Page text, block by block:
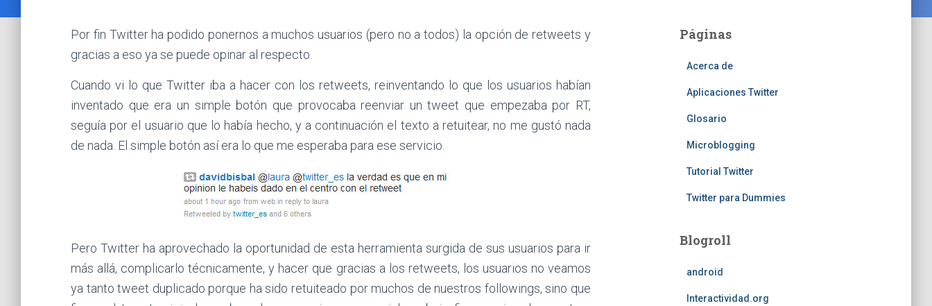
Por fin Twitter ha podido ponernos a muchos usuarios (pero no a todos) la opción de retweets y
gracias a eso ya se puede opinar al respecto.
Cuando vi lo que Twitter iba a hacer con los retweets, reinventando lo que los usuarios habían
inventado que era un simple botón que provocaba reenviar un tweet que empezaba por RT,
seguía por el usuario que lo había hecho, y a continuación el texto a retuitear, no me gustó nada
de nada. El simple botón así era lo que me esperaba para ese servicio.
Pero Twitter ha aprovechado la oportunidad de esta herramienta surgida de sus usuarios para ir
más allá, complicarlo técnicamente, y hacer que gracias a los retweets, los usuarios no veamos
ya tanto tweet duplicado porque ha sido retuiteado por muchos de nuestros followings, sino que
Páginas
Acerca de
Aplicaciones Twitter
Glosario
Microblogging
Tutorial Twitter
Twitter para Dummies
Blogroll
android
Interactividad.org